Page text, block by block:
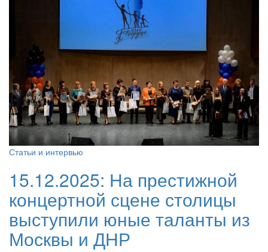
Статьи и интервью
15.12.2025: На престижной
концертной сцене столицы
выступили юные таланты из
Москвы и ДНР